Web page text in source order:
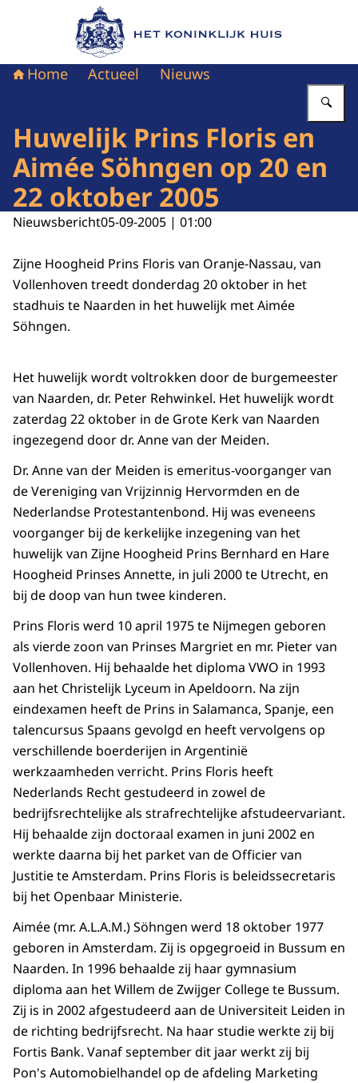
Naar de homepage van Het Koninklijk Huis
Home Actueel Nieuws
Huwelijk Prins Floris en
Aimée Söhngen op 20 en
22 oktober 2005
Nieuwsbericht05-09-2005 | 01:00
Zijne Hoogheid Prins Floris van Oranje-Nassau, van
Vollenhoven treedt donderdag 20 oktober in het
stadhuis te Naarden in het huwelijk met Aimée
Söhngen.
Het huwelijk wordt voltrokken door de burgemeester
van Naarden, dr. Peter Rehwinkel. Het huwelijk wordt
zaterdag 22 oktober in de Grote Kerk van Naarden
ingezegend door dr. Anne van der Meiden.
Dr. Anne van der Meiden is emeritus-voorganger van
de Vereniging van Vrijzinnig Hervormden en de
Nederlandse Protestantenbond. Hij was eveneens
voorganger bij de kerkelijke inzegening van het
huwelijk van Zijne Hoogheid Prins Bernhard en Hare
Hoogheid Prinses Annette, in juli 2000 te Utrecht, en
bij de doop van hun twee kinderen.
Prins Floris werd 10 april 1975 te Nijmegen geboren
als vierde zoon van Prinses Margriet en mr. Pieter van
Vollenhoven. Hij behaalde het diploma VWO in 1993
aan het Christelijk Lyceum in Apeldoorn. Na zijn
eindexamen heeft de Prins in Salamanca, Spanje, een
talencursus Spaans gevolgd en heeft vervolgens op
verschillende boerderijen in Argentinië
werkzaamheden verricht. Prins Floris heeft
Nederlands Recht gestudeerd in zowel de
bedrijfsrechtelijke als strafrechtelijke afstudeervariant.
Hij behaalde zijn doctoraal examen in juni 2002 en
werkte daarna bij het parket van de Officier van
Justitie te Amsterdam. Prins Floris is beleidssecretaris
bij het Openbaar Ministerie.
Aimée (mr. A.L.A.M.) Söhngen werd 18 oktober 1977
geboren in Amsterdam. Zij is opgegroeid in Bussum en
Naarden. In 1996 behaalde zij haar gymnasium
diploma aan het Willem de Zwijger College te Bussum.
Zij is in 2002 afgestudeerd aan de Universiteit Leiden in
de richting bedrijfsrecht. Na haar studie werkte zij bij
Fortis Bank. Vanaf september dit jaar werkt zij bij
Pon's Automobielhandel op de afdeling Marketing